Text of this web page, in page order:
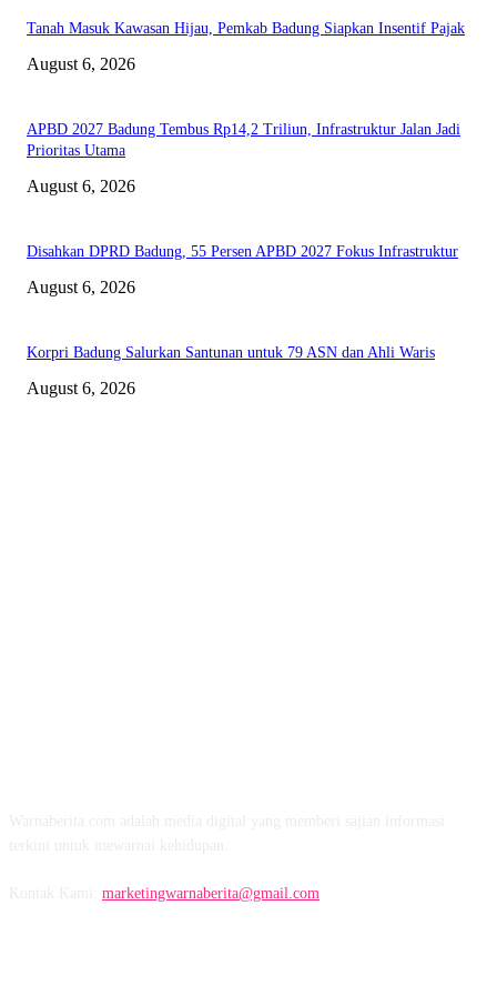
Tanah Masuk Kawasan Hijau, Pemkab Badung Siapkan Insentif Pajak
August 6, 2026
APBD 2027 Badung Tembus Rp14,2 Triliun, Infrastruktur Jalan Jadi
Prioritas Utama
August 6, 2026
Disahkan DPRD Badung, 55 Persen APBD 2027 Fokus Infrastruktur
August 6, 2026
Korpri Badung Salurkan Santunan untuk 79 ASN dan Ahli Waris
August 6, 2026
marketingwarnaberita@gmail.com